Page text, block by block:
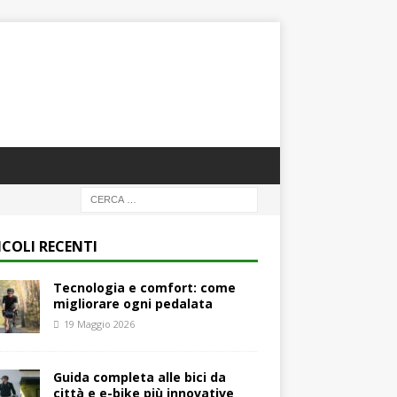
RECENTI
Tecnologia e comfort: come
migliorare ogni pedalata
19 Maggio 2026
Guida completa alle bici da
città e e-bike più innovative